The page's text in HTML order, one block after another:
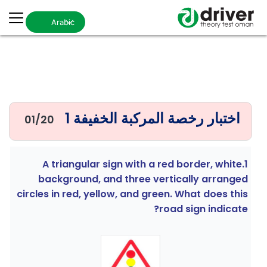
Arabic
اختبار رخصة المركبة الخفيفة 1 01/20
1.A triangular sign with a red border, white
background, and three vertically arranged
circles in red, yellow, and green. What does this
road sign indicate?